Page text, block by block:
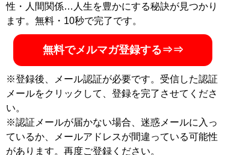
性・人間関係…人生を豊かにする秘訣が見つかり
ます。無料・10秒で完了です。
無料でメルマガ登録する⇒⇒
※登録後、メール認証が必要です。受信した認証
メールをクリックして、登録を完了させてくださ
い。
※認証メールが届かない場合、迷惑メールに入っ
ているか、メールアドレスが間違っている可能性
があります。再度ご登録ください。